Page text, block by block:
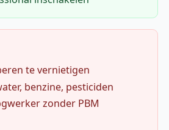
te vernietigen
benzine, pesticiden
zonder PBM